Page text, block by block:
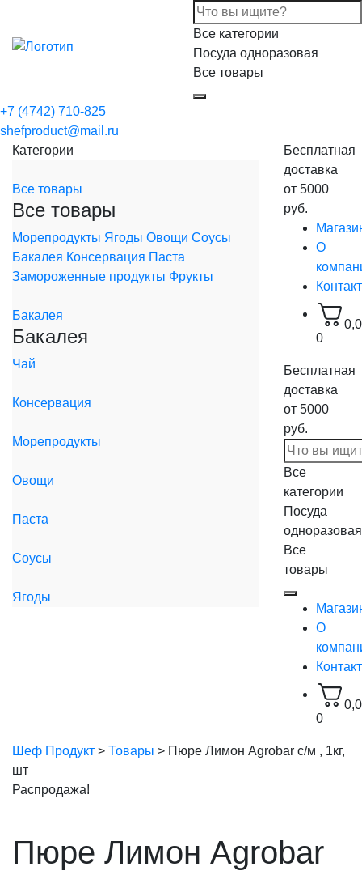
Все категории
Посуда одноразовая
Все товары
+7 (4742) 710-825
shefproduct@mail.ru
Категории
Все товары
Все товары
Морепродукты Ягоды Овощи Соусы
Бакалея Консервация Паста
Замороженные продукты Фрукты
Бакалея
Бакалея
Чай
Консервация
Морепродукты
Овощи
Паста
Соусы
Ягоды
Бесплатная
доставка
от 5000
руб.
О
0
Бесплатная
доставка
от 5000
руб.
Все
категории
Посуда
одноразовая
Все
товары
О
0
Шеф Продукт > Товары > Пюре Лимон Agrobar с/м , 1кг,
шт
Распродажа!
Пюре Лимон Agrobar